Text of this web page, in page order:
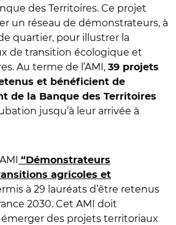
des Territoires. Ce projet
un réseau de démonstrateurs, à
quartier, pour illustrer la
de transition écologique et
Au terme de l’AMI, 39 projets
et bénéficient de
de la Banque des Territoires
jusqu’à leur arrivée à
​“Démonstrateurs
agricoles et
à 29 lauréats d’être retenus
2030. Cet AMI doit
des projets territoriaux